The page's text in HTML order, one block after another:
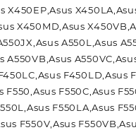
X450EP,Asus
X450MD,Asus
A550L,Asus
F550C,Asus
F550LA,Asus
F550V,Asus